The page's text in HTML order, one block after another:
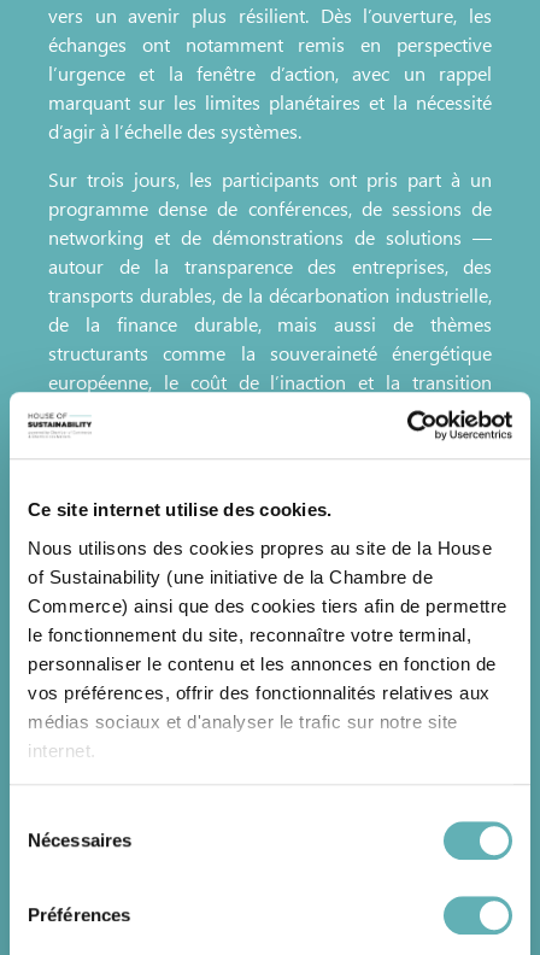
Ce site internet utilise des cookies.
Nous utilisons des cookies propres au site de la House
of Sustainability (une initiative de la Chambre de
Commerce) ainsi que des cookies tiers afin de permettre
le fonctionnement du site, reconnaître votre terminal,
personnaliser le contenu et les annonces en fonction de
vos préférences, offrir des fonctionnalités relatives aux
médias sociaux et d'analyser le trafic sur notre site
internet.
Grâce au présent bandeau, vous pouvez accepter,
à l’exception des cookies strictement nécessaires au
fonctionnement du site. Une description des différents
Nécessaires
Préférences
vers un avenir plus résilient. Dès l’ouverture, les
échanges ont notamment remis en perspective
l’urgence et la fenêtre d’action, avec un rappel
marquant sur les limites planétaires et la nécessité
d’agir à l’échelle des systèmes.
Sur trois jours, les participants ont pris part à un
programme dense de conférences, de sessions de
networking et de démonstrations de solutions —
autour de la transparence des entreprises, des
transports durables, de la décarbonation industrielle,
de la finance durable, mais aussi de thèmes
structurants comme la souveraineté énergétique
européenne, le coût de l’inaction et la transition
comme moteur de prospérité.
La visite des stands a également permis d’identifier
des innovations très concrètes : solutions solaires
déployées sur infrastructures ferroviaires, éoliennes
analyses environnementales via données satellites,
solutions de végétalisation urbaine, technologies de
prolongation de la durée de vie des batteries,
réutilisation de matériaux complexes dans la
construction, ou encore éseaux de caméras alimentés
par l’IA pour détecter et localiser les incendies de
forêt.
Grand-Duché de Luxembourg en France, a offert une
plateforme précieuse d’échanges entre acteurs
Avec une présence croissante et de plus en plus